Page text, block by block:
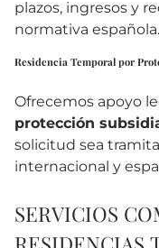
plazos, ingresos y
normativa española.
Residencia Temporal por
Ofrecemos apoyo
protección
solicitud sea
internacional y
SERVICIOS